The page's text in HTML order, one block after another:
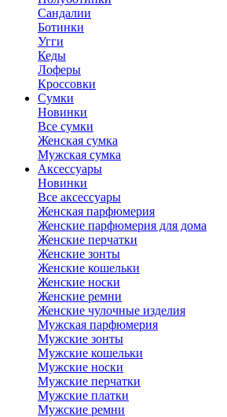
Сандалии
Ботинки
Угги
Кеды
Лоферы
Кроссовки
Сумки
Новинки
Все сумки
Женская сумка
Мужская сумка
Аксессуары
Новинки
Все аксессуары
Женская парфюмерия
Женские парфюмерия для дома
Женские перчатки
Женские зонты
Женские кошельки
Женские носки
Женские ремни
Женские чулочные изделия
Мужская парфюмерия
Мужские зонты
Мужские кошельки
Мужские носки
Мужские перчатки
Мужские платки
Мужские ремни